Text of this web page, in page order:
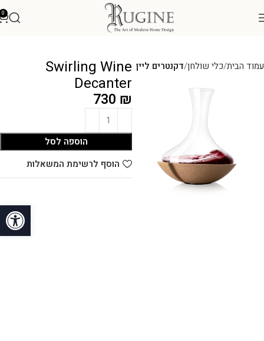
פתח
0
עמוד הבית כלי שולחן דקנטרים ליין Swirling Wine
Decanter
730 ₪
הוספה לסל
הוסף לרשימת המשאלות